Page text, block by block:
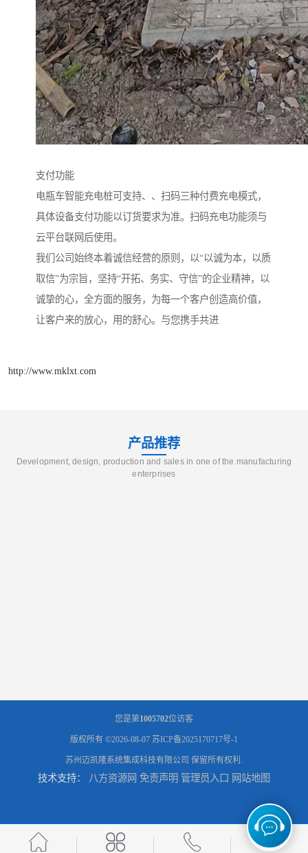
支付功能
电瓶车智能充电桩可支持、、扫码三种付费充电模式，
具体设备支付功能以订货要求为准。扫码充电功能须与
云平台联网后使用。
我们公司始终本着诚信经营的原则，以“以诚为本，以质
取信”为宗旨，坚持“开拓、务实、守信”的企业精神，以
诚挚的心，全方面的服务，为每一个客户创造高价值，
让客户来的放心，用的舒心。与您携手共进
http://www.mklxt.com
产品推荐
Development, design, production and sales in one of the manufacturing
enterprises
您是第1005702位访客
版权所有 ©2026-08-07 苏ICP备2025170717号-1
苏州迈凯隆系统集成科技有限公司 保留所有权利.
技术支持： 八方资源网 免责声明 管理员入口 网站地图